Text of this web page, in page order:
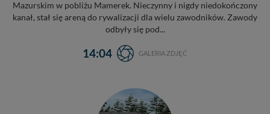
Mazurskim w pobliżu Mamerek. Nieczynny i nigdy niedokończony
kanał, stał się areną do rywalizacji dla wielu zawodników. Zawody
odbyły się pod...
14:04 GALERIA ZDJĘĆ